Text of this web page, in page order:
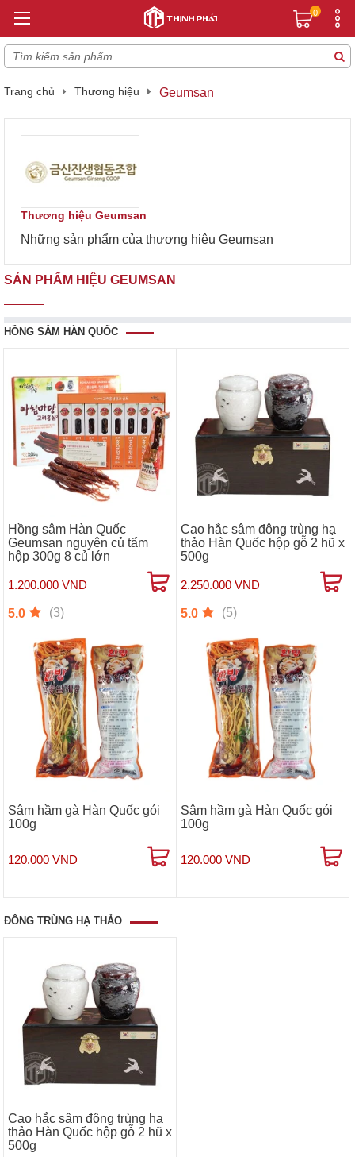
0
Trang chủ Thương hiệu Geumsan
Thương hiệu Geumsan
Những sản phẩm của thương hiệu Geumsan
SẢN PHẨM HIỆU GEUMSAN
HỒNG SÂM HÀN QUỐC
Hồng sâm Hàn Quốc
Geumsan nguyên củ tẩm
hộp 300g 8 củ lớn
1.200.000 VND
5.0 (3)
Cao hắc sâm đông trùng hạ
thảo Hàn Quốc hộp gỗ 2 hũ x
500g
2.250.000 VND
5.0 (5)
Sâm hầm gà Hàn Quốc gói
100g
120.000 VND
Sâm hầm gà Hàn Quốc gói
100g
120.000 VND
ĐÔNG TRÙNG HẠ THẢO
Cao hắc sâm đông trùng hạ
thảo Hàn Quốc hộp gỗ 2 hũ x
500g